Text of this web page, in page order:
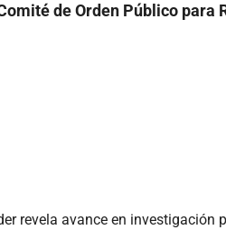
de Orden Público para
revela avance en investigación